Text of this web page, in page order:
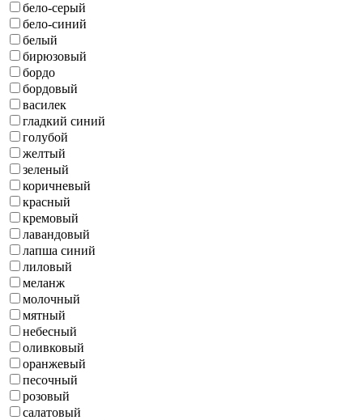
бело-серый
бело-синий
белый
бирюзовый
бордо
бордовый
василек
гладкий синий
голубой
желтый
зеленый
коричневый
красный
кремовый
лавандовый
лапша синий
лиловый
меланж
молочный
мятный
небесный
оливковый
оранжевый
песочный
розовый
салатовый